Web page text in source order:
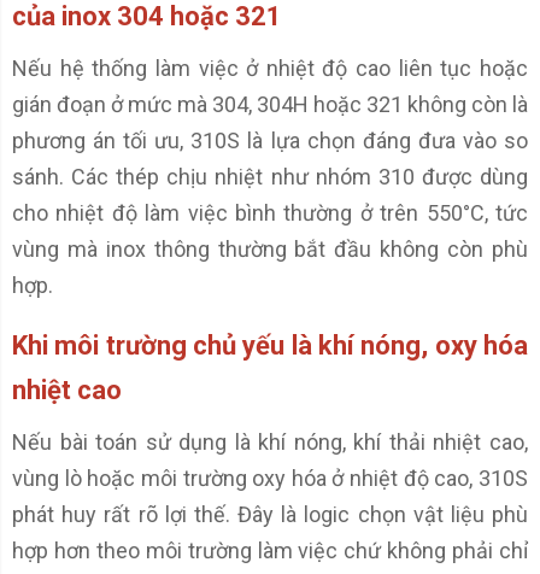
của inox 304 hoặc 321
Nếu hệ thống làm việc ở nhiệt độ cao liên tục hoặc
gián đoạn ở mức mà 304, 304H hoặc 321 không còn là
phương án tối ưu, 310S là lựa chọn đáng đưa vào so
sánh. Các thép chịu nhiệt như nhóm 310 được dùng
cho nhiệt độ làm việc bình thường ở trên 550°C, tức
vùng mà inox thông thường bắt đầu không còn phù
hợp.
Khi môi trường chủ yếu là khí nóng, oxy hóa
nhiệt cao
Nếu bài toán sử dụng là khí nóng, khí thải nhiệt cao,
vùng lò hoặc môi trường oxy hóa ở nhiệt độ cao, 310S
phát huy rất rõ lợi thế. Đây là logic chọn vật liệu phù
hợp hơn theo môi trường làm việc chứ không phải chỉ